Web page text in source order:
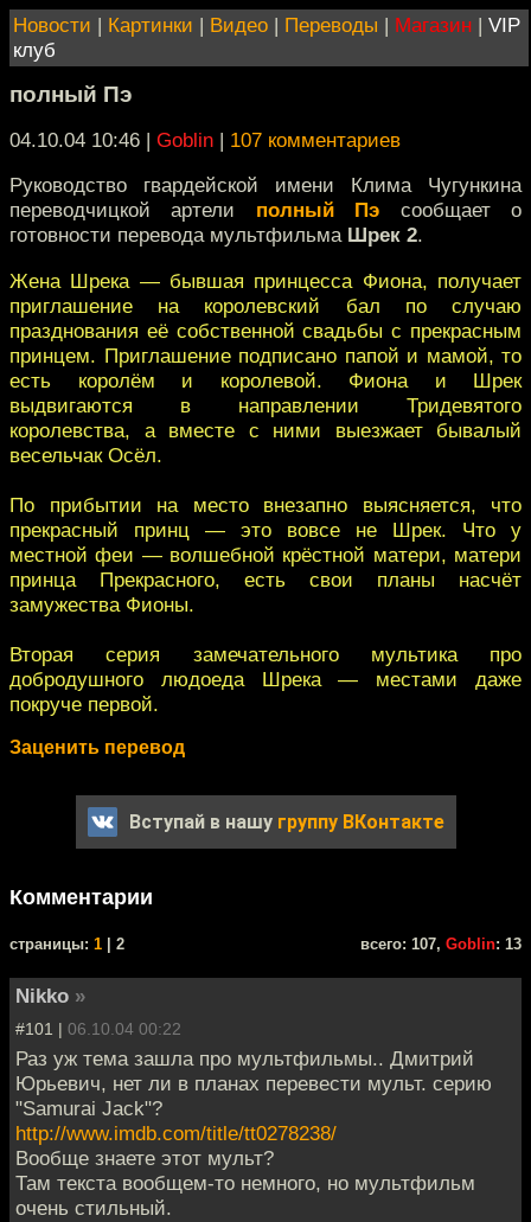
Новости | Картинки | Видео | Переводы | Магазин | VIP
клуб
полный Пэ
04.10.04 10:46 | Goblin | 107 комментариев
Руководство гвардейской имени Клима Чугункина
переводчицкой артели полный Пэ сообщает о
готовности перевода мультфильма Шрек 2.
Жена Шрека — бывшая принцесса Фиона, получает
приглашение на королевский бал по случаю
празднования её собственной свадьбы с прекрасным
принцем. Приглашение подписано папой и мамой, то
есть королём и королевой. Фиона и Шрек
выдвигаются в направлении Тридевятого
королевства, а вместе с ними выезжает бывалый
весельчак Осёл.
По прибытии на место внезапно выясняется, что
прекрасный принц — это вовсе не Шрек. Что у
местной феи — волшебной крёстной матери, матери
принца Прекрасного, есть свои планы насчёт
замужества Фионы.
Вторая серия замечательного мультика про
добродушного людоеда Шрека — местами даже
покруче первой.
Заценить перевод
Вступай в нашу группу ВКонтакте
Комментарии
cтраницы: 1 | 2 всего: 107, Goblin: 13
Nikko »
#101 | 06.10.04 00:22
Раз уж темa зашла про мультфильмы.. Дмитрий
Юрьевич, нет ли в планах перевести мульт. серию
"Samurai Jack"?
http://www.imdb.com/title/tt0278238/
Вообще знаете этот мульт?
Там текста вообщем-то немного, но мультфильм
очень стильный.